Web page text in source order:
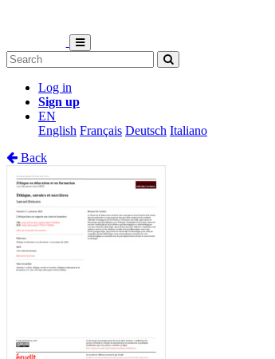
Log in
Sign up
EN
English Français Deutsch Italiano
Back